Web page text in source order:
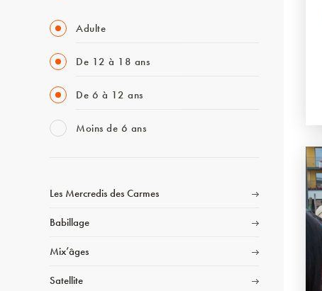
Adulte
De 12 à 18 ans
De 6 à 12 ans
Moins de 6 ans
Les Mercredis des Carmes
Babillage
Mix’âges
Satellite